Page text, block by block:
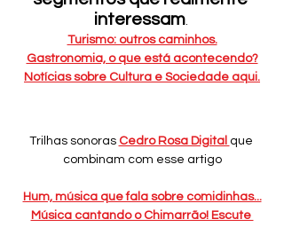
interessam.
Turismo: outros caminhos.
Gastronomia, o que está acontecendo?
Notícias sobre Cultura e Sociedade aqui.
Trilhas sonoras Cedro Rosa Digital que
combinam com esse artigo
Hum, música que fala sobre comidinhas...
Música cantando o Chimarrão! Escute